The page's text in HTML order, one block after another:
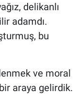
delikanlı
adamdı.
bu
ve moral
araya gelirdik.